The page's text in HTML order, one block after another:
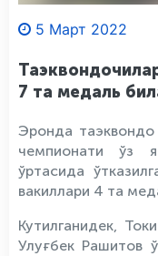
5 Март 2022
7 та медаль
Эронда
чемпионати ўз
ўртасида
вакиллари 4 та
Кутилганидек,
Улуғбек Рашитов